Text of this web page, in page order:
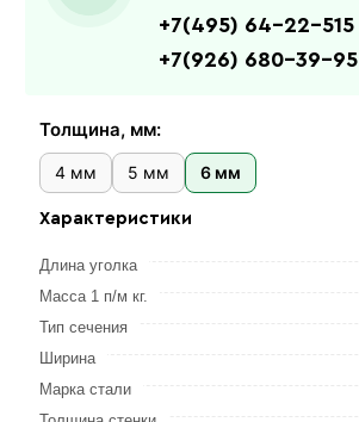
Толщина, мм:
4 мм 5 мм 6 мм
Характеристики
Длина уголка
Масса 1 п/м кг.
Тип сечения
Ширина
Марка стали
+7(495) 64-22-515
+7(926) 680-39-95